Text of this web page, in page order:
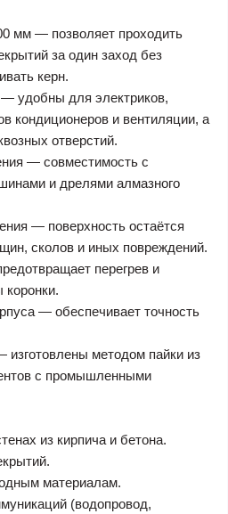
мм — позволяет проходить
за один заход без
керн.
удобны для электриков,
кондиционеров и вентиляции, а
отверстий.
— совместимость с
и дрелями алмазного
— поверхность остаётся
сколов и иных повреждений.
перегрев и
коронки.
— обеспечивает точность
изготовлены методом пайки из
с промышленными
из кирпича и бетона.
материалам.
(водопровод,